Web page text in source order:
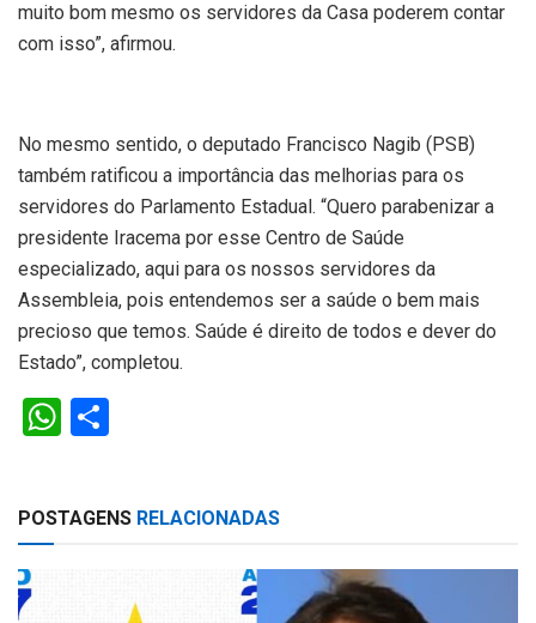
muito bom mesmo os servidores da Casa poderem contar
com isso”, afirmou.
No mesmo sentido, o deputado Francisco Nagib (PSB)
também ratificou a importância das melhorias para os
servidores do Parlamento Estadual. “Quero parabenizar a
presidente Iracema por esse Centro de Saúde
especializado, aqui para os nossos servidores da
Assembleia, pois entendemos ser a saúde o bem mais
precioso que temos. Saúde é direito de todos e dever do
Estado”, completou.
W
s
e
POSTAGENS RELACIONADAS